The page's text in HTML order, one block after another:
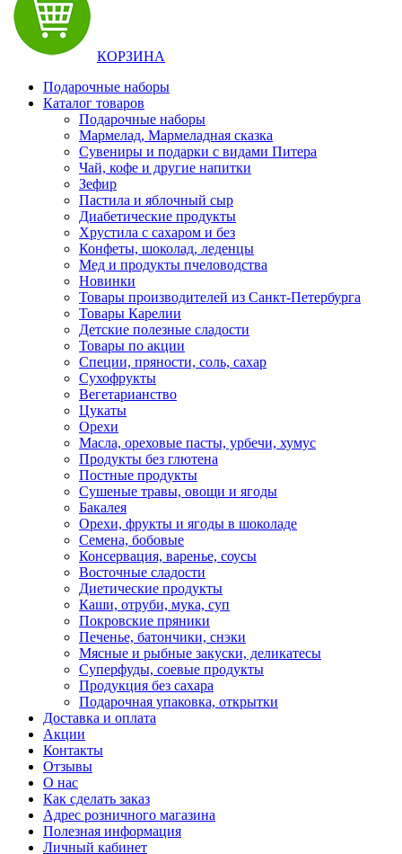
КОРЗИНА
Подарочные наборы
Каталог товаров
Подарочные наборы
Мармелад, Мармеладная сказка
Сувениры и подарки с видами Питера
Чай, кофе и другие напитки
Зефир
Пастила и яблочный сыр
Диабетические продукты
Хрустила с сахаром и без
Конфеты, шоколад, леденцы
Мед и продукты пчеловодства
Новинки
Товары производителей из Санкт-Петербурга
Товары Карелии
Детские полезные сладости
Товары по акции
Специи, пряности, соль, сахар
Сухофрукты
Вегетарианство
Цукаты
Орехи
Масла, ореховые пасты, урбечи, хумус
Продукты без глютена
Постные продукты
Сушеные травы, овощи и ягоды
Бакалея
Орехи, фрукты и ягоды в шоколаде
Семена, бобовые
Консервация, варенье, соусы
Восточные сладости
Диетические продукты
Каши, отруби, мука, суп
Покровские пряники
Печенье, батончики, снэки
Мясные и рыбные закуски, деликатесы
Суперфуды, соевые продукты
Продукция без сахара
Подарочная упаковка, открытки
Доставка и оплата
Акции
Контакты
Отзывы
О нас
Как сделать заказ
Адрес розничного магазина
Полезная информация
Личный кабинет